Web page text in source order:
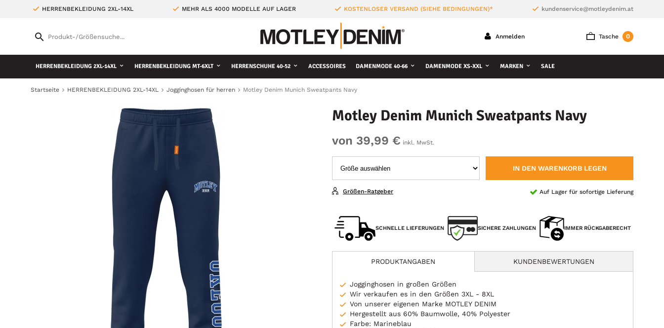
HERRENBEKLEIDUNG 2XL-14XL MEHR ALS 4000 MODELLE AUF LAGER KOSTENLOSER VERSAND (SIEHE BEDINGUNGEN)* kundenservice@motleydenim.at
Tasche 0
Anmelden
HERRENBEKLEIDUNG 2XL-14XL HERRENBEKLEIDUNG MT-6XLT HERRENSCHUHE 40-52 ACCESSOIRES DAMENMODE 40-66 DAMENMODE XS-XXL MARKEN SALE
Startseite HERRENBEKLEIDUNG 2XL-14XL Jogginghosen für herren Motley Denim Munich Sweatpants Navy
Motley Denim Munich Sweatpants Navy
von 39,99 € inkl. MwSt.
IN DEN WARENKORB LEGEN
Auf Lager für sofortige Lieferung
Größen-Ratgeber
SCHNELLE LIEFERUNGEN SICHERE ZAHLUNGEN IMMER RÜCKGABERECHT
PRODUKTANGABEN KUNDENBEWERTUNGEN
Jogginghosen in großen Größen
Wir verkaufen es in den Größen 3XL - 8XL
Von unserer eigenen Marke MOTLEY DENIM
Hergestellt aus 60% Baumwolle, 40% Polyester
Farbe: Marineblau